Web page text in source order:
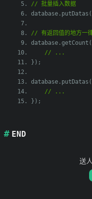
// 批量插入数据
database . putDatas (
// 有返回值的地方一
database .getCount
// ...
});
database . putDatas (
// ...
});
END
送